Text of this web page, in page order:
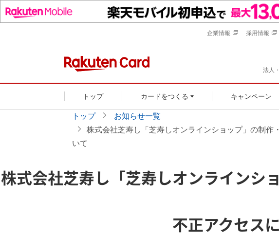
企業情報 採用情報
法人
トップ カードをつくる キャンペーン
トップ
お知らせ一覧
株式会社芝寿し「芝寿しオンラインショップ」の制
いて
株式会社芝寿し「芝寿しオンラインシ
不正アクセス